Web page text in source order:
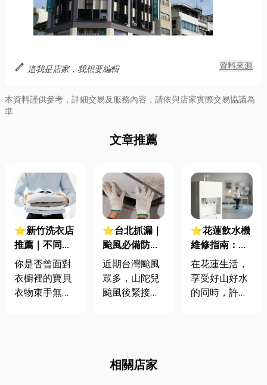
edit 這我是店家，我想要編輯 資料來源
本資料謹供參考，詳細交易及服務內容，請依與店家實際交易協議為
準
文章推薦
⭐新竹洗衣店
推薦｜不同布
料的洗滌保養
指南：選對洗
衣方式和洗衣
你是否曾面對
衣櫥裡的寶貝
衣物束手無
⭐台北抓漏｜
颱風必備防漏
指南，別讓屋
漏偏逢連夜
雨！精選優質
近期台灣颱風
眾多，山陀兒
颱風後緊接著
出諸多災情，
⭐花蓮飲水機
維修指南：對
抗石灰質水
垢，專業保養
全攻略！
在花蓮生活，
享受好山好水
的同時，許多
相關店家